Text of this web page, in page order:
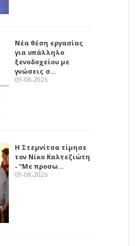
Νέα θέση εργασίας
για υπάλληλο
ξενοδοχείου με
γνώσεις σ…
09-08-2026
Η Στεμνίτσα τίμησε
τον Νίκο Καλτεζιώτη
- "Με προσω…
09-08-2026